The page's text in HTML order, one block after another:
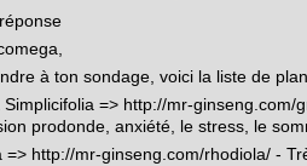
à ton sondage, voici la liste de
=> http://mr-
prodonde, anxiété, le stress, le
=> http://mr-ginseng.com/rhodiola/ -